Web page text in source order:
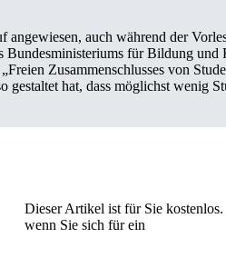
angewiesen, auch während der
für Bildung und
Zusammenschlusses von
hat, dass möglichst wenig
Dieser Artikel ist für Sie
wenn Sie sich für ein